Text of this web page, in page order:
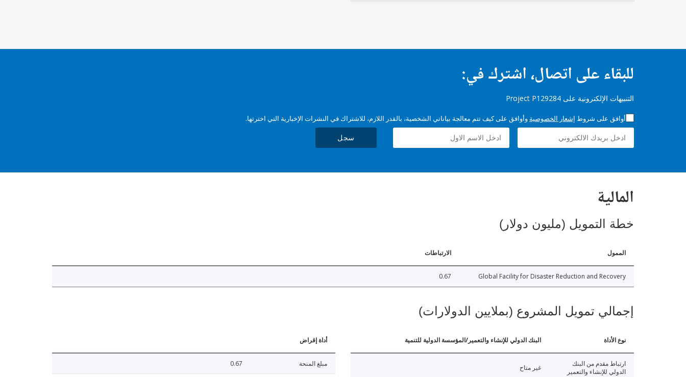
للبقاء على اتصال، اشترك في:
التنبيهات الإلكترونية على Project P129284
أوافق على شروط إشعار الخصوصية وأوافق على كيف تتم معالجة بياناتي الشخصية، بالقدر اللازم، للاشتراك في النشرات الإخبارية التي اخترتها.
سجل
المالية
خطة التمويل (مليون دولار)
الممول الارتباطات
Global Facility for Disaster Reduction and Recovery
0.67
إجمالي تمويل المشروع (بملايين الدولارات)
نوع الأداة البنك الدولي للإنشاء والتعمير/المؤسسة الدولية للتنمية
ارتباط مقدم من البنك
الدولي للإنشاء والتعمير
غير متاح
أداة إقراض
مبلغ المنحة 0.67